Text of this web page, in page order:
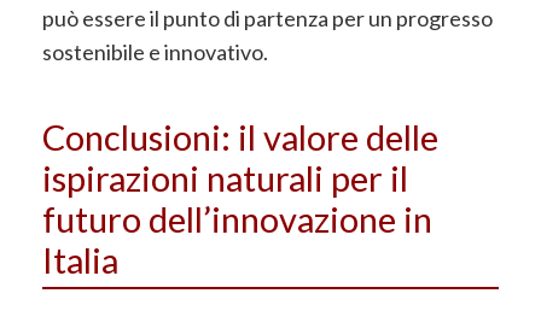
può essere il punto di partenza per un progresso
sostenibile e innovativo.
Conclusioni: il valore delle
ispirazioni naturali per il
futuro dell’innovazione in
Italia